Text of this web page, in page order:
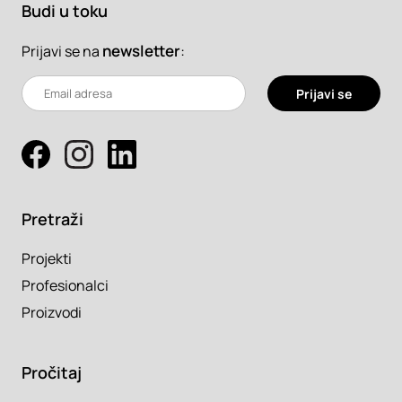
Budi u toku
Prijavi se na newsletter:
Prijavi se
Pretraži
Projekti
Profesionalci
Proizvodi
Pročitaj